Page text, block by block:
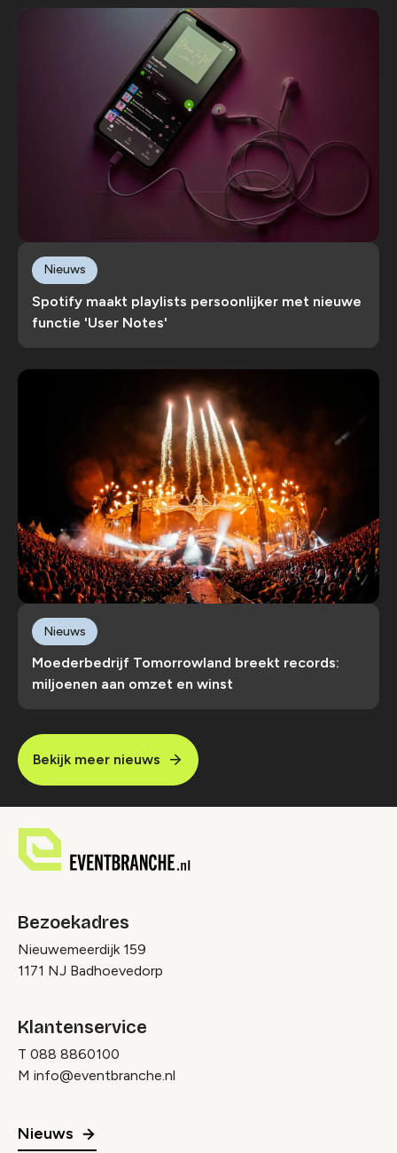
Spotify maakt playlists persoonlijker met nieuwe
functie 'User Notes'
Nieuws
Moederbedrijf Tomorrowland breekt records:
miljoenen aan omzet en winst
Nieuws
Bekijk meer nieuws
Bezoekadres
Nieuwemeerdijk 159
1171 NJ Badhoevedorp
Klantenservice
T 088 8860100
M info@eventbranche.nl
Nieuws